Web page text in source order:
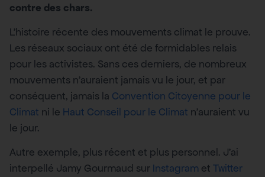
contre des chars.
L’histoire récente des mouvements climat le prouve.
Les réseaux sociaux ont été de formidables relais
pour les activistes. Sans ces derniers, de nombreux
mouvements n’auraient jamais vu le jour, et par
conséquent, jamais la Convention Citoyenne pour le
Climat ni le Haut Conseil pour le Climat n’auraient vu
le jour.
Autre exemple, plus récent et plus personnel. J’ai
interpellé Jamy Gourmaud sur Instagram et Twitter